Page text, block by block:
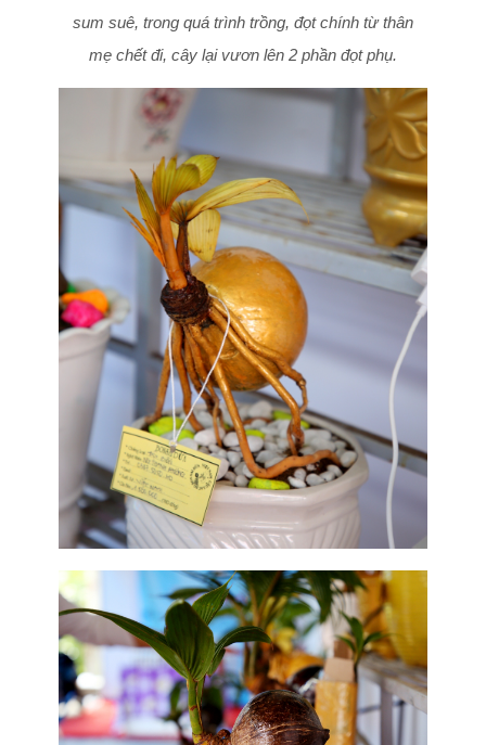
sum suê, trong quá trình trồng, đọt chính từ thân
mẹ chết đi, cây lại vươn lên 2 phần đọt phụ.